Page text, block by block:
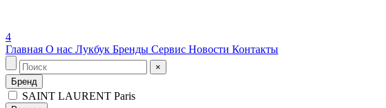
4
Главная О нас Лукбук Бренды Сервис Новости Контакты
×
Бренд
SAINT LAURENT Paris